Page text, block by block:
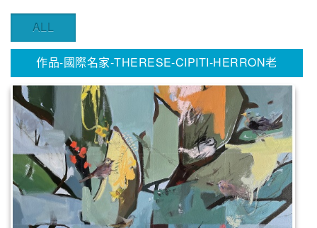
ALL
作品-國際名家-THERESE-CIPITI-HERRON老
師